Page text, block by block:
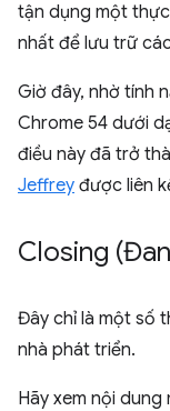
tận dụng một
nhất để lưu trữ
Giờ đây, nhờ tính
Chrome 54 dưới
điều này đã trở
Jeffrey được liên
Closing
Đây chỉ là một số
nhà phát triển.
Hãy xem nội